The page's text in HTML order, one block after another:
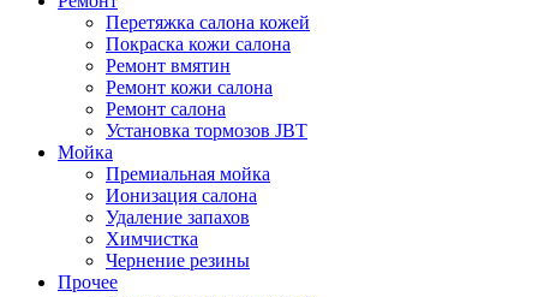
Перетяжка салона кожей
Покраска кожи салона
Ремонт вмятин
Ремонт кожи салона
Ремонт салона
Установка тормозов JBT
Мойка
Премиальная мойка
Ионизация салона
Удаление запахов
Химчистка
Чернение резины
Прочее